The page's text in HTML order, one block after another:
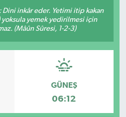
Dini inkâr eder. Yetimi itip kakan
yoksula yemek yedirilmesi için
(Mâûn Sûresi, 1-2-3)
GÜNEŞ
06:12